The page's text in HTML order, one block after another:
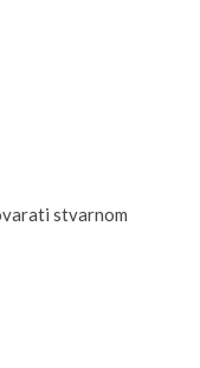
stvarnom